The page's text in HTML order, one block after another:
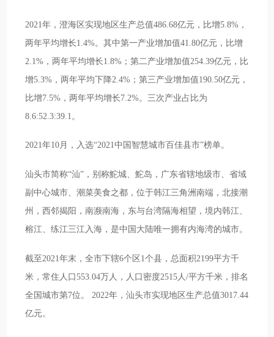
2021年，澄海区实现地区生产总值486.68亿元，比增5.8%，
两年平均增长1.4%。其中第一产业增加值41.80亿元，比增
2.1%，两年平均增长1.8%；第二产业增加值254.39亿元，比
增5.3%，两年平均下降2.4%；第三产业增加值190.50亿元，
比增7.5%，两年平均增长7.2%。三次产业占比为
8.6:52.3:39.1。
2021年10月，入选“2021中国智慧城市百佳县市”榜单。
汕头市简称“汕”，别称鮀城、鮀岛，广东省辖地级市、省域
副中心城市、潮菜美食之都，位于韩江三角洲南端，北接潮
州，西邻揭阳，南濒南海，东与台湾隔海相望，境内韩江、
榕江、练江三江入海，是中国大陆唯一拥有内海湾的城市。
截至2021年末，全市下辖6个区1个县，总面积2199平方千
米，常住人口553.04万人，人口密度2515人/平方千米，排名
全国城市第7位。 2022年，汕头市实现地区生产总值3017.44
亿元。